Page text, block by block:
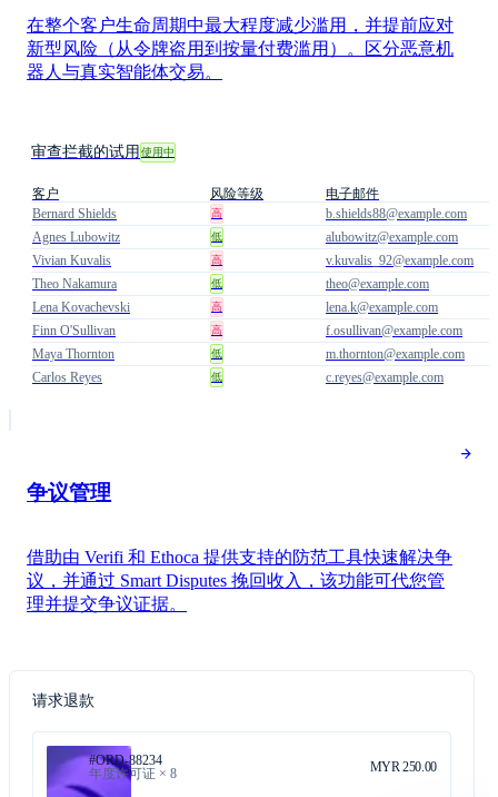
在整个客户生命周期中最大程度减少滥用，并提前应对
新型风险（从令牌盗用到按量付费滥用）。区分恶意机
器人与真实智能体交易。
审查拦截的试用 使用中
客户 风险等级
电子邮件
Bernard Shields
高
b.shields88@example.com
Agnes Lubowitz
低
alubowitz@example.com
Vivian Kuvalis
高
v.kuvalis_92@example.com
Theo Nakamura
低
theo@example.com
Lena Kovachevski
高
lena.k@example.com
Finn O'Sullivan
高
f.osullivan@example.com
Maya Thornton
低
m.thornton@example.com
Carlos Reyes
低 c.reyes@example.com
争议管理
借助由 Verifi 和 Ethoca 提供支持的防范工具快速解决争
议，并通过 Smart Disputes 挽回收入，该功能可代您管
理并提交争议证据。
请求退款
#ORD-88234
年度许可证 × 8
MYR 250.00